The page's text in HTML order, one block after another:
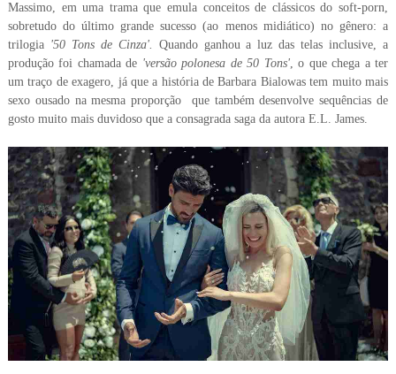
Massimo, em uma trama que emula conceitos de clássicos do soft-porn,
sobretudo do último grande sucesso (ao menos midiático) no gênero: a
trilogia '50 Tons de Cinza'. Quando ganhou a luz das telas inclusive, a
produção foi chamada de 'versão polonesa de 50 Tons', o que chega a ter
um traço de exagero, já que a história de Barbara Bialowas tem muito mais
sexo ousado na mesma proporção
que também desenvolve sequências de
gosto muito mais duvidoso que a consagrada saga da autora E.L. James.